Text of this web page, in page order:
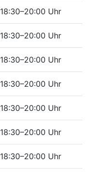
18:30–20:00 Uhr
18:30–20:00 Uhr
18:30–20:00 Uhr
18:30–20:00 Uhr
18:30–20:00 Uhr
18:30–20:00 Uhr
18:30–20:00 Uhr